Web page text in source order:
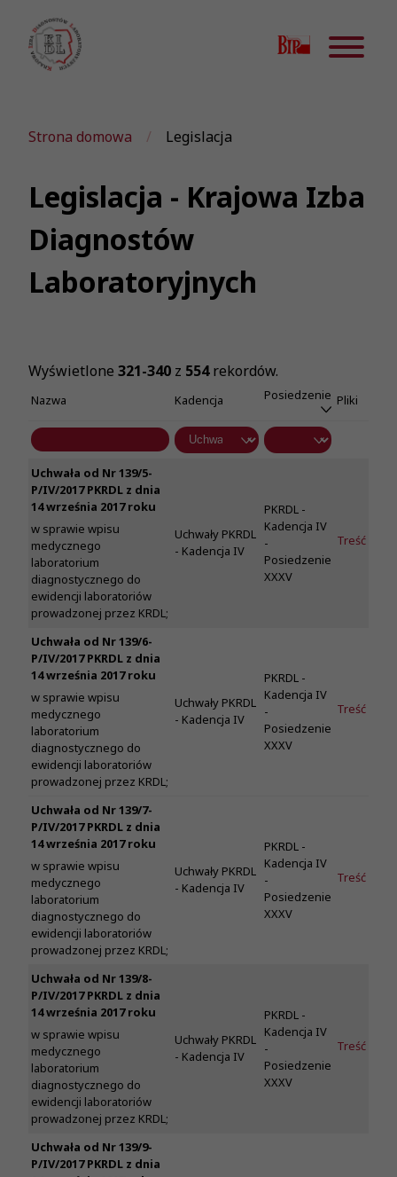
Strona domowa Legislacja
Legislacja - Krajowa Izba
Diagnostów
Laboratoryjnych
Wyświetlone 321-340 z 554rekordów.
Nazwa Kadencja Posiedzenie Pliki
Uchwała od Nr 139/5-
P/IV/2017 PKRDL z dnia
14 września 2017 roku
w sprawie wpisu
medycznego
laboratorium
diagnostycznego do
ewidencji laboratoriów
prowadzonej przez KRDL;
Uchwały PKRDL
- Kadencja IV
PKRDL -
Kadencja IV
-
Posiedzenie
XXXV
Treść
Uchwała od Nr 139/6-
P/IV/2017 PKRDL z dnia
14 września 2017 roku
w sprawie wpisu
medycznego
laboratorium
diagnostycznego do
ewidencji laboratoriów
prowadzonej przez KRDL;
Uchwały PKRDL
- Kadencja IV
PKRDL -
Kadencja IV
-
Posiedzenie
XXXV
Treść
Uchwała od Nr 139/7-
P/IV/2017 PKRDL z dnia
14 września 2017 roku
w sprawie wpisu
medycznego
laboratorium
diagnostycznego do
ewidencji laboratoriów
prowadzonej przez KRDL;
Uchwały PKRDL
- Kadencja IV
PKRDL -
Kadencja IV
-
Posiedzenie
XXXV
Treść
Uchwała od Nr 139/8-
P/IV/2017 PKRDL z dnia
14 września 2017 roku
w sprawie wpisu
medycznego
laboratorium
diagnostycznego do
ewidencji laboratoriów
prowadzonej przez KRDL;
Uchwały PKRDL
- Kadencja IV
PKRDL -
Kadencja IV
-
Posiedzenie
XXXV
Treść
Uchwała od Nr 139/9-
P/IV/2017 PKRDL z dnia